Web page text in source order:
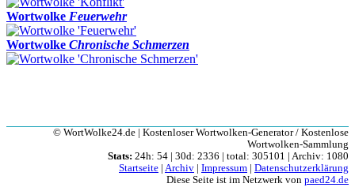
Wortwolke Feuerwehr
Wortwolke Chronische Schmerzen
© WortWolke24.de | Kostenloser Wortwolken-Generator / Kostenlose
Wortwolken-Sammlung
Stats: 24h: 54 | 30d: 2336 | total: 305101 | Archiv: 1080
Startseite | Archiv | Impressum | Datenschutzerklärung
Diese Seite ist im Netzwerk von paed24.de